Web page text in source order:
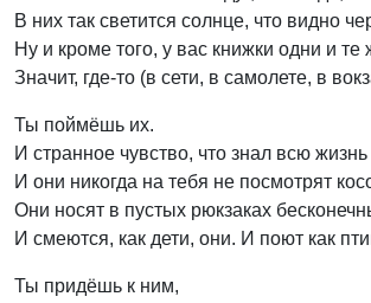
В них так светится солнце, что видно
Ну и кроме того, у вас книжки одни и те
Значит, где-то (в сети, в самолете, в
Ты поймёшь их.
И странное чувство, что знал всю
И они никогда на тебя не посмотрят
Они носят в пустых рюкзаках
И смеются, как дети, они. И поют как
Ты придёшь к ним,